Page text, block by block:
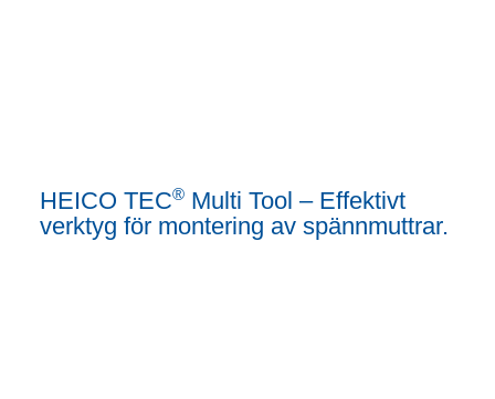
HEICO TEC® Multi Tool – Effektivt
verktyg för montering av spännmuttrar.